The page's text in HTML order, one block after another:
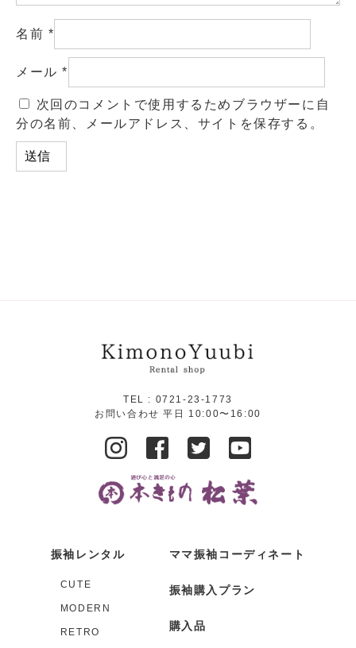
名前 *
メール*
次回のコメントで使用するためブラウザーに自
分の名前、メールアドレス、サイトを保存する。
TEL : 0721-23-1773
お問い合わせ 平日 10:00〜16:00
振袖レンタル
CUTE
MODERN
RETRO
ママ振袖コーディネート
振袖購入プラン
購入品